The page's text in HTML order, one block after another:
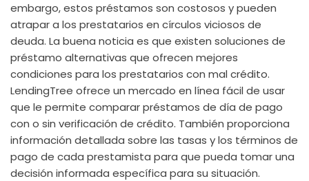
embargo, estos préstamos son costosos y pueden
atrapar a los prestatarios en círculos viciosos de
deuda. La buena noticia es que existen soluciones de
préstamo alternativas que ofrecen mejores
condiciones para los prestatarios con mal crédito.
LendingTree ofrece un mercado en línea fácil de usar
que le permite comparar préstamos de día de pago
con o sin verificación de crédito. También proporciona
información detallada sobre las tasas y los términos de
pago de cada prestamista para que pueda tomar una
decisión informada específica para su situación.